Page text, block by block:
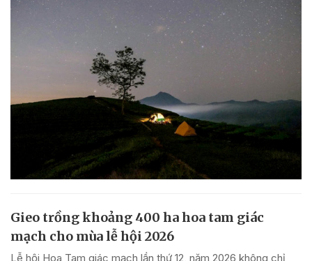
Gieo trồng khoảng 400 ha hoa tam giác
mạch cho mùa lễ hội 2026
Lễ hội Hoa Tam giác mạch lần thứ 12, năm 2026 không chỉ